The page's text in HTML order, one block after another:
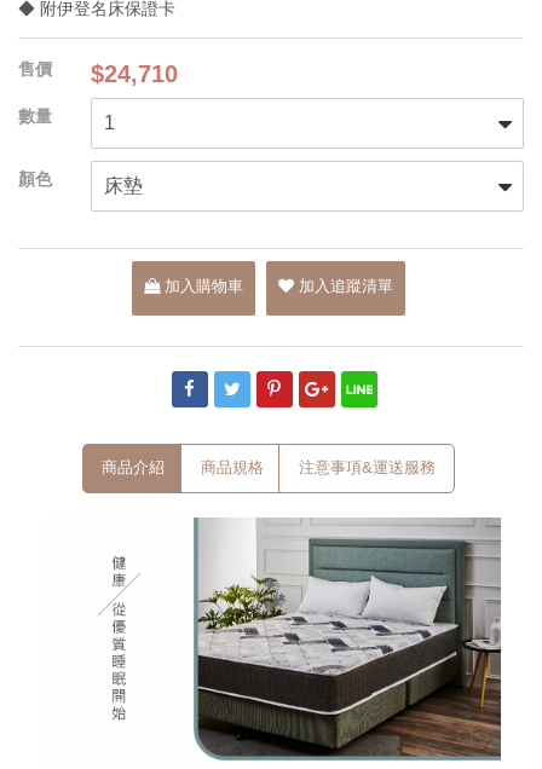
◆ 附伊登名床保證卡
$24,710
加入購物車 加入追蹤清單
商品介紹 商品規格 注意事項&運送服務